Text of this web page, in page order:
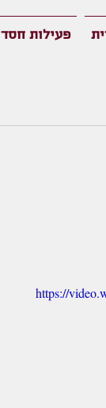
פעילות חסד
https://